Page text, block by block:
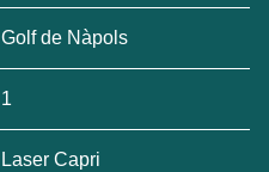
Golf de Nàpols
1
Laser Capri